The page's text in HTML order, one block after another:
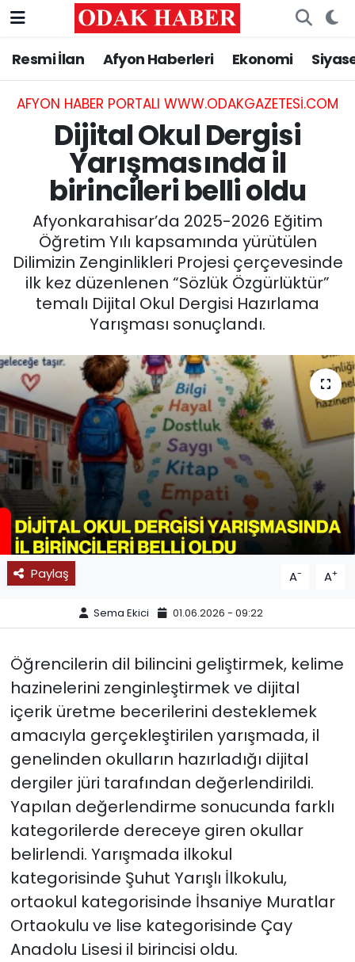
Resmi İlan Afyon Haberleri Ekonomi
AFYON HABER PORTALI WWW.ODAKGAZETESI.COM
Dijital Okul Dergisi
Yarışmasında il
birincileri belli oldu
Afyonkarahisar’da 2025-2026 Eğitim
Öğretim Yılı kapsamında yürütülen
Dilimizin Zenginlikleri Projesi çerçevesinde
ilk kez düzenlenen “Sözlük Özgürlüktür”
temalı Dijital Okul Dergisi Hazırlama
Yarışması sonuçlandı.
Paylaş A- A+
Sema Ekici 01.06.2026 - 09:22
Öğrencilerin dil bilincini geliştirmek, kelime
hazinelerini zenginleştirmek ve dijital
içerik üretme becerilerini desteklemek
amacıyla gerçekleştirilen yarışmada, il
genelinden okulların hazırladığı dijital
dergiler jüri tarafından değerlendirildi.
Yapılan değerlendirme sonucunda farklı
kategorilerde dereceye giren okullar
belirlendi. Yarışmada ilkokul
kategorisinde Şuhut Yarışlı İlkokulu,
ortaokul kategorisinde İhsaniye Muratlar
Ortaokulu ve lise kategorisinde Çay
Anadolu Lisesi il birincisi oldu.
AFYONKARAHİSAR HABERLERİ
Resmi İlan
ASAYİŞ
GÜNCEL
SİYASET
EĞİTİM
MAGAZİN
SPOR
11:11 MANŞET
Nöbetçi Eczaneler
Hava Durumu
Trafik Durumu
Süper Lig Puan Durumu ve Fikstür
Tüm Manşetler
Son Dakika Haberleri
Haber Arşivi